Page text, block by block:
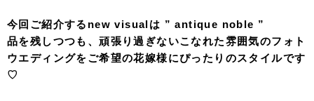
今回ご紹介するnew visualは ” antique noble ”
品を残しつつも、頑張り過ぎないこなれた雰囲気のフォト
ウエディングをご希望の花嫁様にぴったりのスタイルです
♡